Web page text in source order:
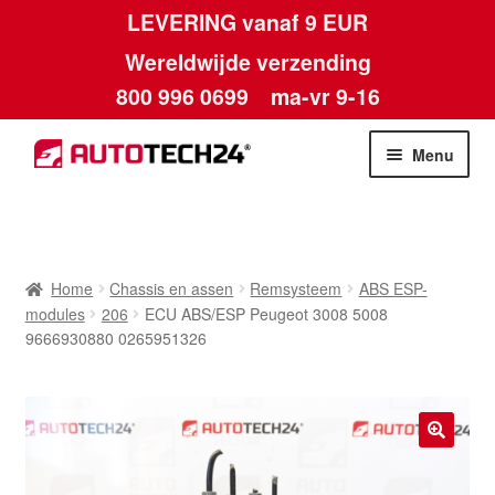
LEVERING vanaf 9 EUR
Wereldwijde verzending
800 996 0699 ma-vr 9-16
Ga
door
Ga
naar
Menu
Algemene voorwaarden
Home Chassis en assen Remsysteem
ABS ESP-
modules
206
ECU ABS/ESP Peugeot 3008 5008
9666930880 0265951326